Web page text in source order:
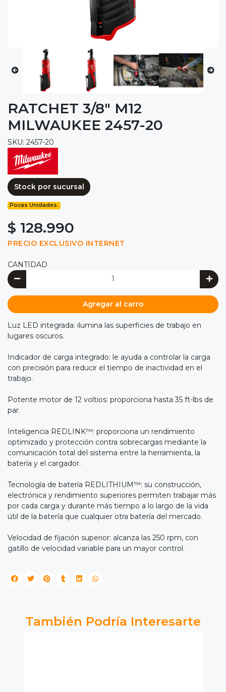
RATCHET 3/8" M12
MILWAUKEE 2457-20
SKU: 2457-20
Stock por sucursal
Pocas Unidades.
$ 128.990
PRECIO EXCLUSIVO INTERNET
CANTIDAD
Agregar al carro
Luz LED integrada: ilumina las superficies de trabajo en
lugares oscuros.
Indicador de carga integrado: le ayuda a controlar la carga
con precisión para reducir el tiempo de inactividad en el
trabajo.
Potente motor de 12 voltios: proporciona hasta 35 ft-lbs de
par.
Inteligencia REDLINK™: proporciona un rendimiento
optimizado y protección contra sobrecargas mediante la
comunicación total del sistema entre la herramienta, la
batería y el cargador.
Tecnología de batería REDLITHIUM™: su construcción,
electrónica y rendimiento superiores permiten trabajar más
por cada carga y durante más tiempo a lo largo de la vida
útil de la batería que cualquier otra batería del mercado.
Velocidad de fijación superior: alcanza las 250 rpm, con
gatillo de velocidad variable para un mayor control.
También Podría Interesarte